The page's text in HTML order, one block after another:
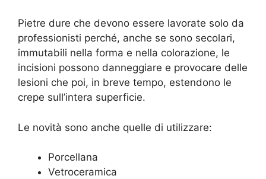
Pietre dure che devono essere lavorate solo da
professionisti perché, anche se sono secolari,
immutabili nella forma e nella colorazione, le
incisioni possono danneggiare e provocare delle
lesioni che poi, in breve tempo, estendono le
crepe sull’intera superficie.
Le novità sono anche quelle di utilizzare:
Porcellana
Vetroceramica